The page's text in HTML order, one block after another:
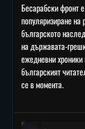
Бесарабски фронт
популяризиране на
българското
на държавата-
ежедневни
българският
се в момента.